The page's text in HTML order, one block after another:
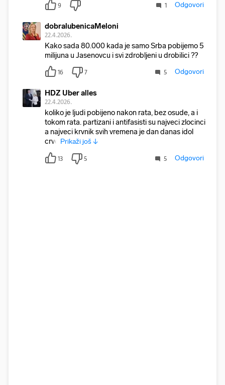
9 1 Odgovori
dobralubenicaMeloni
22.4.2026.
Kako sada 80.000 kada je samo Srba pobijemo 5
milijuna u Jasenovcu i svi zdrobljeni u drobilici ??
16 7 5 Odgovori
HDZ Uber alles
22.4.2026.
koliko je ljudi pobijeno nakon rata, bez osude, a i
tokom rata. partizani i antifasisti su najveci zlocinci
a najveci krvnik svih vremena je dan danas idol
crve Prikaži još ↓
13 5 5 Odgovori